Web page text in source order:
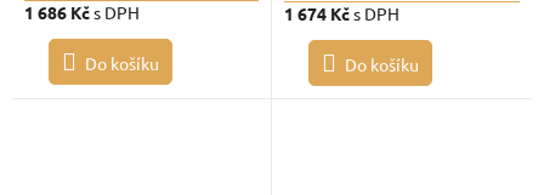
1 686 Kčs DPH
Do košíku
1 674 Kčs DPH
Do košíku